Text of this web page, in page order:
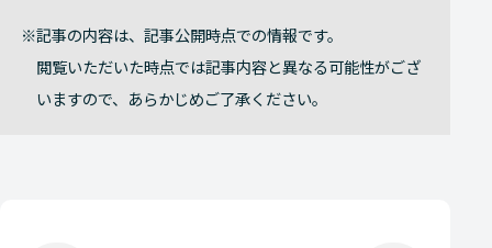
記事の内容は、記事公開時点での情報です。
閲覧いただいた時点では記事内容と異なる可能性がござ
いますので、あらかじめご了承ください。